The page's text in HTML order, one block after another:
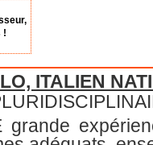
!
ITALIEN
grande